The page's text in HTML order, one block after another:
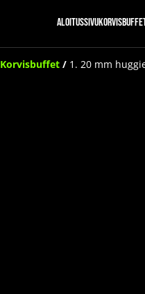
Aloitussivu
Korvisbuffet / 1. 20 mm